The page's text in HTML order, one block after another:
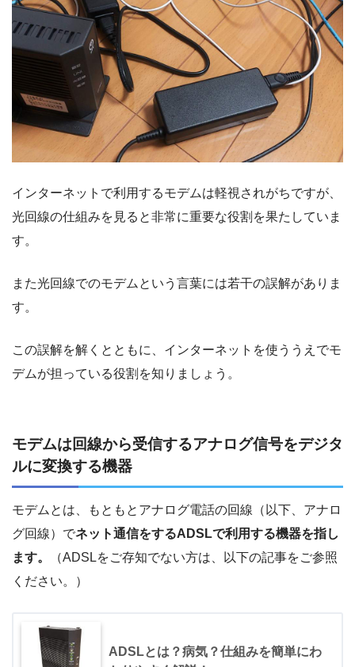
インターネットで利用するモデムは軽視されがちですが、
光回線の仕組みを見ると非常に重要な役割を果たしていま
す。
また光回線でのモデムという言葉には若干の誤解がありま
す。
この誤解を解くとともに、インターネットを使ううえでモ
デムが担っている役割を知りましょう。
モデムは回線から受信するアナログ信号をデジタ
ルに変換する機器
モデムとは、もともとアナログ電話の回線（以下、アナロ
グ回線）でネット通信をするADSLで利用する機器を指し
ます。
（ADSLをご存知でない方は、以下の記事をご参照
ください。）
ADSLとは？病気？仕組みを簡単にわ